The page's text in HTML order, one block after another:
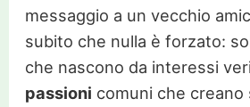
messaggio a un vecchio
subito che nulla è forzato:
che nascono da interessi
passioni comuni che